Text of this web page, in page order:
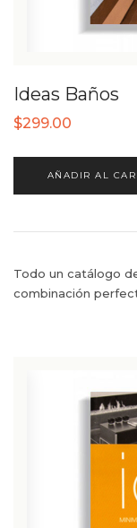
Ideas Baños
$299.00
AÑADIR AL
Todo un catálogo
combinación